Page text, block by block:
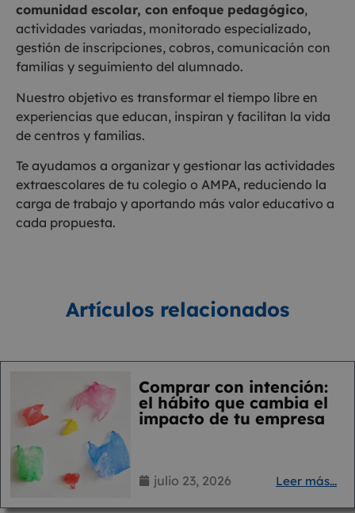
comunidad escolar, con enfoque pedagógico,
actividades variadas, monitorado especializado,
gestión de inscripciones, cobros, comunicación con
familias y seguimiento del alumnado.
Nuestro objetivo es transformar el tiempo libre en
experiencias que educan, inspiran y facilitan la vida
de centros y familias.
Te ayudamos a organizar y gestionar las actividades
extraescolares de tu colegio o AMPA, reduciendo la
carga de trabajo y aportando más valor educativo a
cada propuesta.
Artículos relacionados
Comprar con intención:
el hábito que cambia el
impacto de tu empresa
julio 23, 2026 Leer más...